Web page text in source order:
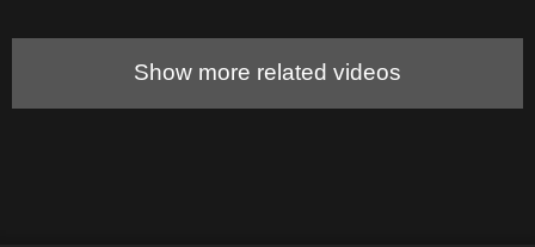
Show more related videos